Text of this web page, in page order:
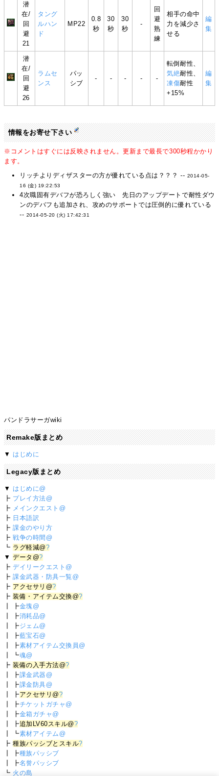
潜
在/
回
避
21
タング
ルハン
ド
MP22
0.8
秒
30
秒
30
秒
-
回
避
熟
練
相手の命中
力を減少さ
せる
編
集
潜
在/
回
避
26
ラムセ
ンス
パッ
シブ
- - - - -
転倒耐性、
気絶耐性、
凍傷耐性
+15%
編
集
情報をお寄せ下さい
※コメントはすぐには反映されません。更新まで最長で300秒程かかり
ます。
リッチよりディザスターの方が優れている点は？？？ -- 2014-05-
16 (金) 19:22:53
4次職固有デバフが恐ろしく強い 先日のアップデートで耐性ダウ
ンのデバフも追加され、攻めのサポートでは圧倒的に優れている
-- 2014-05-20 (火) 17:42:31
パンドラサーガwiki
Remake版まとめ
▼ はじめに
Legacy版まとめ
▼ はじめに@
┣ プレイ方法@
┣ メインクエスト@
┣ 日本語訳
┣課金のやり方
┣戦争の時間@
┗ ラグ軽減@?
▼データ@?
┣デイリークエスト@
┣課金武器・防具一覧@
┣ アクセサリ@?
┣装備・アイテム交換@?
┃ ┣金塊@
┃ ┣消耗品@
┃ ┣ジェム@
┃ ┣藍宝石@
┃ ┣素材アイテム交換員@
┃ ┗魂@
┣装備の入手方法@?
┃ ┣課金武器@
┃ ┣課金防具@
┃ ┣アクセサリ@?
┃ ┣チケットガチャ@
┃ ┣金箱ガチャ@
┃ ┣追加LV60スキル@?
┃ ┗素材アイテム@
┣種族パッシブとスキル?
┃ ┣種族パッシブ
┃ ┣名誉パッシブ
┗ 火の島